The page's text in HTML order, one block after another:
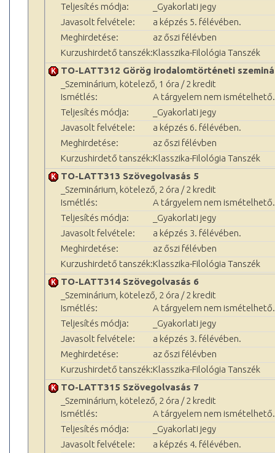
Teljesítés módja:
_Gyakorlati jegy
Javasolt felvétele:
a képzés 5. félévében.
Meghirdetése:
az őszi félévben
Kurzushirdető tanszék:Klasszika-Filológia Tanszék
TO-LATT312 Görög irodalomtörténeti
_Szeminárium, kötelező, 1 óra / 2 kredit
Ismétlés:
A tárgyelem nem ismételhető.
Teljesítés módja:
_Gyakorlati jegy
Javasolt felvétele:
a képzés 6. félévében.
Meghirdetése:
az őszi félévben
Kurzushirdető tanszék:Klasszika-Filológia Tanszék
TO-LATT313 Szövegolvasás 5
_Szeminárium, kötelező, 2 óra / 2 kredit
Ismétlés:
A tárgyelem nem ismételhető.
Teljesítés módja:
_Gyakorlati jegy
Javasolt felvétele:
a képzés 3. félévében.
Meghirdetése:
az őszi félévben
Kurzushirdető tanszék:Klasszika-Filológia Tanszék
TO-LATT314 Szövegolvasás 6
_Szeminárium, kötelező, 2 óra / 2 kredit
Ismétlés:
A tárgyelem nem ismételhető.
Teljesítés módja:
_Gyakorlati jegy
Javasolt felvétele:
a képzés 3. félévében.
Meghirdetése:
az őszi félévben
Kurzushirdető tanszék:Klasszika-Filológia Tanszék
TO-LATT315 Szövegolvasás 7
_Szeminárium, kötelező, 2 óra / 2 kredit
Ismétlés:
A tárgyelem nem ismételhető.
Teljesítés módja:
_Gyakorlati jegy
Javasolt felvétele:
a képzés 4. félévében.